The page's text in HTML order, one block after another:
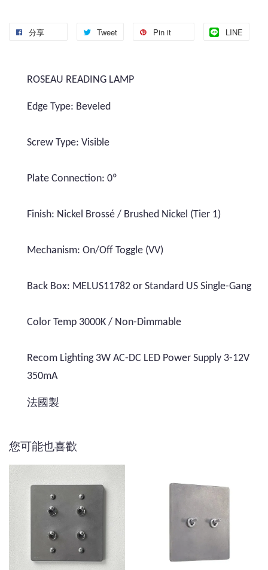
分享 Tweet Pin it LINE
ROSEAU READING LAMP
Edge Type: Beveled
Screw Type: Visible
Plate Connection: 0º
Finish: Nickel Brossé / Brushed Nickel (Tier 1)
Mechanism: On/Off Toggle (VV)
Back Box: MELUS11782 or Standard US Single-Gang
Color Temp 3000K / Non-Dimmable
Recom Lighting 3W AC-DC LED Power Supply 3-12V
350mA
法國製
您可能也喜歡